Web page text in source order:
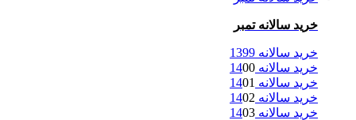
خرید سالانه تمبر
خرید سالانه 1399
خرید سالانه 14 00
خرید سالانه 14 01
خرید سالانه 14 02
خرید سالانه 14 03